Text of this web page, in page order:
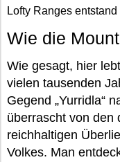
Lofty Ranges entstand
Wie die
Wie gesagt, hier
vielen tausenden
Gegend „Yurridla“
überrascht von den
reichhaltigen
Volkes. Man